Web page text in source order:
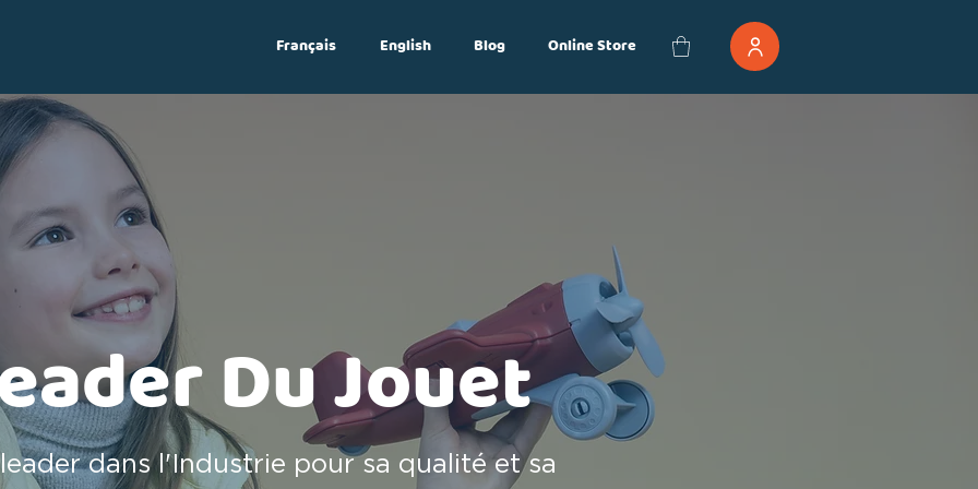
Log In
Français English Blog Online Store
Du Jouet
dans l'Industrie pour sa qualité et sa